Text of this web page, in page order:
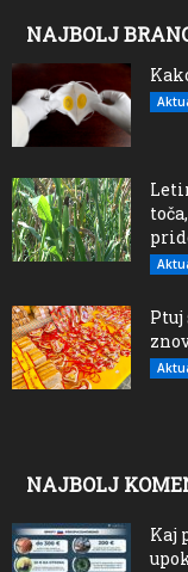
NAJBOLJ
Ptuj
NAJBOLJ
Kaj